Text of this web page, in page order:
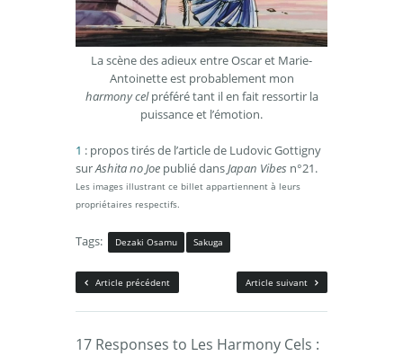
La scène des adieux entre Oscar et Marie-
Antoinette est probablement mon
harmony celpréféré tant il en fait ressortir la
puissance et l’émotion.
1 : propos tirés de l’article de Ludovic Gottigny
surAshita no Joe publié dansJapan Vibes n°21.
Les images illustrant ce billet appartiennent à leurs
propriétaires respectifs.
Tags: Dezaki Osamu Sakuga
Article suivant
Article précédent
17 Responses to Les Harmony Cels :